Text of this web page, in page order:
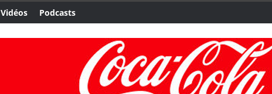
Vidéos Podcasts